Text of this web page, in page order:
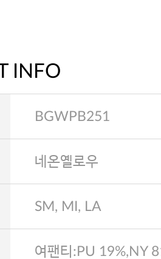
INFO
BGWPB251
네온옐로우
SM, MI, LA
여팬티:PU 19%,NY